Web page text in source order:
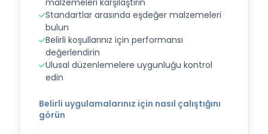
malzemeleri karşılaştırın
Standartlar arasında eşdeğer malzemeleri
bulun
Belirli koşullarınız için performansı
değerlendirin
Ulusal düzenlemelere uygunluğu kontrol
edin
Belirli uygulamalarınız için nasıl çalıştığını
görün